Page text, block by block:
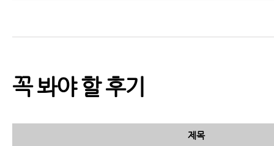
료로 어떻게 좋아질까
퇴행성허리디스크와 허
꼭 봐야 할 후기
제목